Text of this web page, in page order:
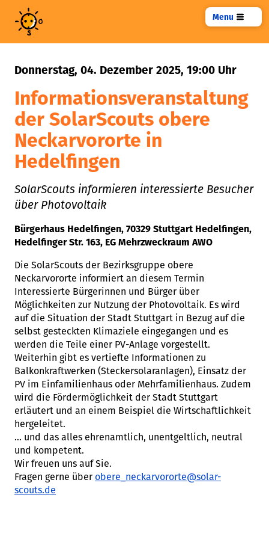
Menu
Donnerstag, 04. Dezember 2025, 19:00 Uhr
Informationsveranstaltung
der SolarScouts obere
Neckarvororte in
Hedelfingen
SolarScouts informieren interessierte Besucher
über Photovoltaik
Bürgerhaus Hedelfingen, 70329 Stuttgart Hedelfingen,
Hedelfinger Str. 163, EG Mehrzweckraum AWO
Die SolarScouts der Bezirksgruppe obere
Neckarvororte informiert an diesem Termin
Interessierte Bürgerinnen und Bürger über
Möglichkeiten zur Nutzung der Photovoltaik. Es wird
auf die Situation der Stadt Stuttgart in Bezug auf die
selbst gesteckten Klimaziele eingegangen und es
werden die Teile einer PV-Anlage vorgestellt.
Weiterhin gibt es vertiefte Informationen zu
Balkonkraftwerken (Steckersolaranlagen), Einsatz der
PV im Einfamilienhaus oder Mehrfamilienhaus. Zudem
wird die Fördermöglichkeit der Stadt Stuttgart
erläutert und an einem Beispiel die Wirtschaftlichkeit
hergeleitet.
... und das alles ehrenamtlich, unentgeltlich, neutral
und kompetent.
Wir freuen uns auf Sie.
Fragen gerne über obere_neckarvororte@solar-
scouts.de